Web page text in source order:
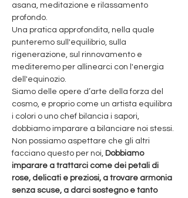
asana, meditazione e rilassamento
profondo.
Una pratica approfondita, nella quale
punteremo sull'equilibrio, sulla
rigenerazione, sul rinnovamento e
mediteremo per allinearci con l'energia
dell'equinozio.
Siamo delle opere d’arte della forza del
cosmo, e proprio come un artista equilibra
i colori o uno chef bilancia i sapori,
dobbiamo imparare a bilanciare noi stessi.
Non possiamo aspettare che gli altri
facciano questo per noi, Dobbiamo
imparare a trattarci come dei petali di
rose, delicati e preziosi, a trovare armonia
senza scuse, a darci sostegno e tanto